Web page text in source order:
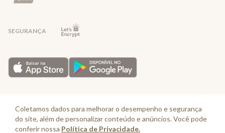
Coletamos dados para melhorar o desempenho e segurança
do site, além de personalizar conteúdo e anúncios. Você pode
conferir nossa Política de Privacidade.
SEGURANÇA
sexta-feira até as 16:30, exceto feriados - Rua Alpont, 428 nível 2 - Bairro
Capuava Mauá - São Paulo, CEP: 09380-115 - Valisere Comércio de Roupas e
Acessórios Ltda - CNPJ: 57.484.768/0064-89